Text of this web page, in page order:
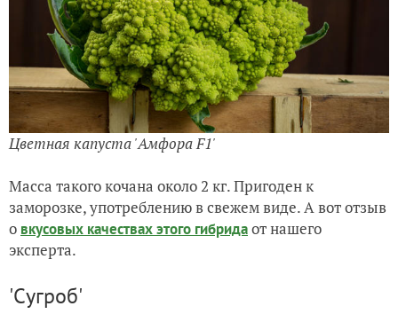
Цветная капуста 'Амфора F1'
Масса такого кочана около 2 кг. Пригоден к
заморозке, употреблению в свежем виде. А вот отзыв
о вкусовых качествах этого гибридаот нашего
эксперта.
'Сугроб'